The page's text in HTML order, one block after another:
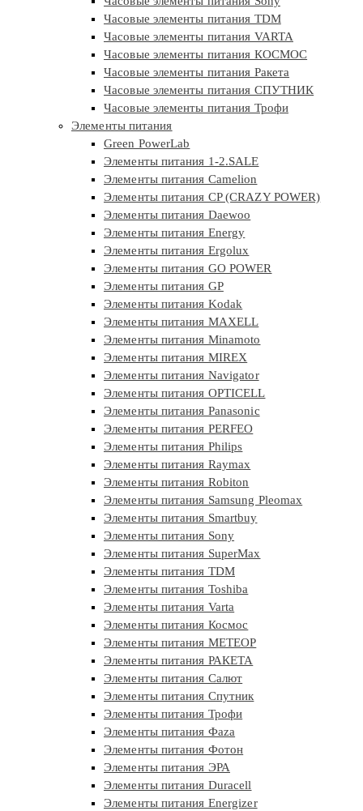
Часовые элементы питания TDM
Часовые элементы питания VARTA
Часовые элементы питания КОСМОС
Часовые элементы питания Ракета
Часовые элементы питания СПУТНИК
Часовые элементы питания Трофи
Элементы питания
Green PowerLab
Элементы питания 1-2.SALE
Элементы питания Camelion
Элементы питания CP (CRAZY POWER)
Элементы питания Daewoo
Элементы питания Energy
Элементы питания Ergolux
Элементы питания GO POWER
Элементы питания GP
Элементы питания Kodak
Элементы питания MAXELL
Элементы питания Minamoto
Элементы питания MIREX
Элементы питания Navigator
Элементы питания OPTICELL
Элементы питания Panasonic
Элементы питания PERFEO
Элементы питания Philips
Элементы питания Raymax
Элементы питания Robiton
Элементы питания Samsung Pleomax
Элементы питания Smartbuy
Элементы питания Sony
Элементы питания SuperMax
Элементы питания TDM
Элементы питания Toshiba
Элементы питания Varta
Элементы питания Космос
Элементы питания МЕТЕОР
Элементы питания РАКЕТА
Элементы питания Салют
Элементы питания Спутник
Элементы питания Трофи
Элементы питания Фaza
Элементы питания Фотон
Элементы питания ЭРА
Элементы питания Duracell
Элементы питания Energizer